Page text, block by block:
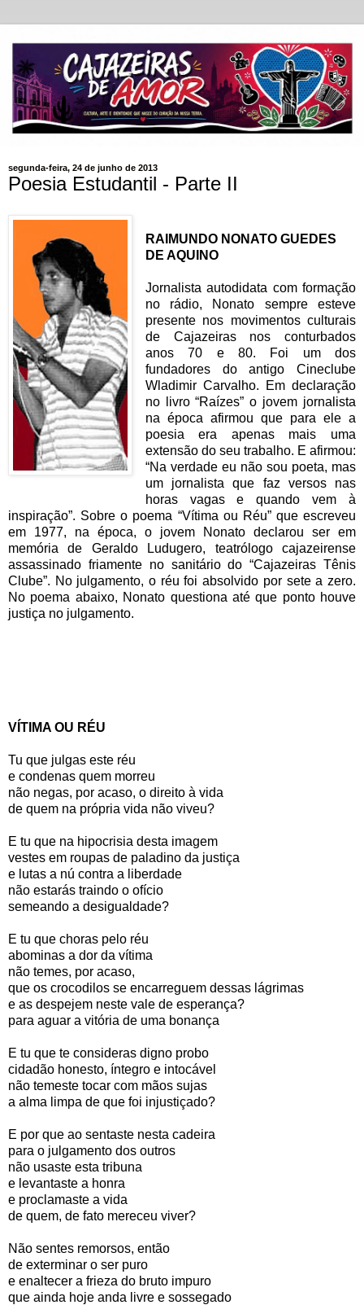
segunda-feira, 24 de junho de 2013
Poesia Estudantil - Parte II
RAIMUNDO NONATO GUEDES
DE AQUINO
Jornalista autodidata com formação
no rádio, Nonato sempre esteve
presente nos movimentos culturais
de Cajazeiras nos conturbados
anos 70 e 80. Foi um dos
fundadores do antigo Cineclube
Wladimir Carvalho. Em declaração
no livro “Raízes” o jovem jornalista
na época afirmou que para ele a
poesia era apenas mais uma
extensão do seu trabalho. E afirmou:
“Na verdade eu não sou poeta, mas
um jornalista que faz versos nas
horas vagas e quando vem à
inspiração”. Sobre o poema “Vítima ou Réu” que escreveu
em 1977, na época, o jovem Nonato declarou ser em
memória de Geraldo Ludugero, teatrólogo cajazeirense
assassinado friamente no sanitário do “Cajazeiras Tênis
Clube”. No julgamento, o réu foi absolvido por sete a zero.
No poema abaixo, Nonato questiona até que ponto houve
justiça no julgamento.
VÍTIMA OU RÉU
Tu que julgas este réu
e condenas quem morreu
não negas, por acaso, o direito à vida
de quem na própria vida não viveu?
E tu que na hipocrisia desta imagem
vestes em roupas de paladino da justiça
e lutas a nú contra a liberdade
não estarás traindo o ofício
semeando a desigualdade?
E tu que choras pelo réu
abominas a dor da vítima
não temes, por acaso,
que os crocodilos se encarreguem dessas lágrimas
e as despejem neste vale de esperança?
para aguar a vitória de uma bonança
E tu que te consideras digno probo
cidadão honesto, íntegro e intocável
não temeste tocar com mãos sujas
a alma limpa de que foi injustiçado?
E por que ao sentaste nesta cadeira
para o julgamento dos outros
não usaste esta tribuna
e levantaste a honra
e proclamaste a vida
de quem, de fato mereceu viver?
Não sentes remorsos, então
de exterminar o ser puro
e enaltecer a frieza do bruto impuro
que ainda hoje anda livre e sossegado